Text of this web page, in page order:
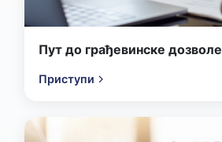
Пут до грађевинске дозволе
Приступи